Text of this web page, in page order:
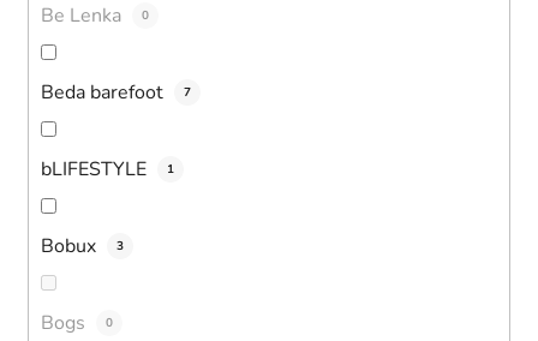
Be Lenka 0
Beda barefoot 7
bLIFESTYLE 1
Bobux 3
Bogs 0